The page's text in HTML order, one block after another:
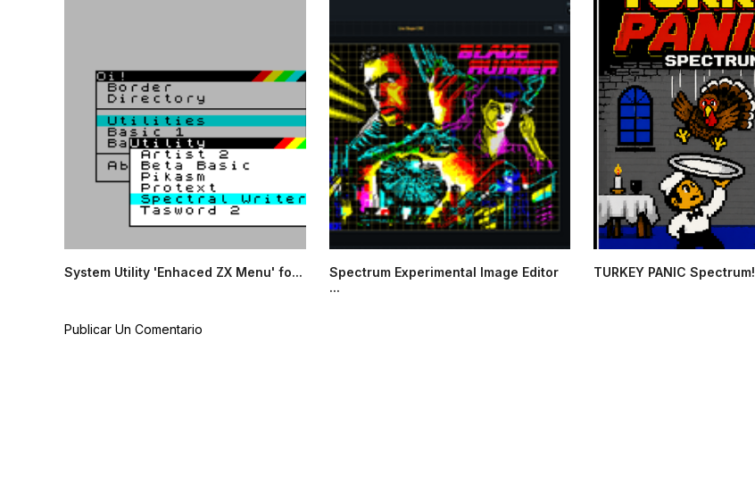
System Utility 'Enhaced ZX Menu' fo...
Spectrum Experimental Image Editor
...
TURKEY PANIC Spectrum!
Publicar Un Comentario